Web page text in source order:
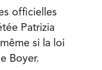
officielles
Patrizia
si la loi
Boyer.